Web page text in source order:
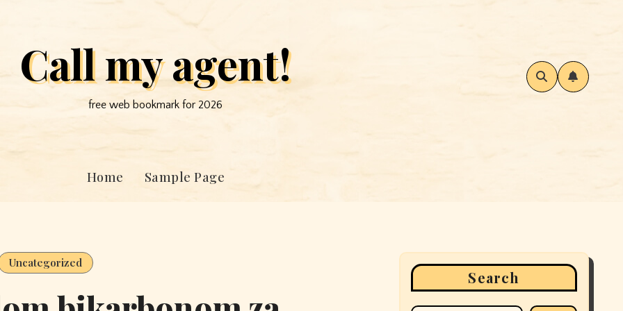
Call my agent!
free web bookmark for 2026
Home Sample Page
Uncategorized
Search